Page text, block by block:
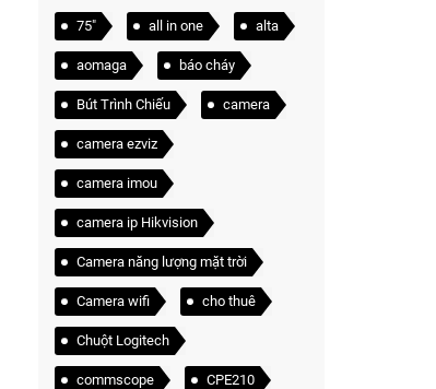
75" all in one alta
aomaga báo cháy
Bút Trình Chiếu camera
camera ezviz
camera imou
camera ip Hikvision
Camera năng lượng mặt trời
Camera wifi cho thuê
Chuột Logitech
commscope CPE210